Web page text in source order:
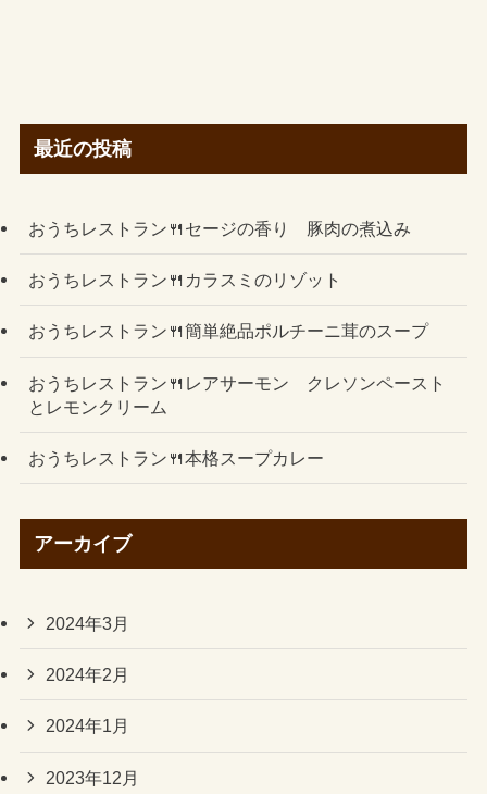
最近の投稿
おうちレストラン🍴セージの香り 豚肉の煮込み
おうちレストラン🍴カラスミのリゾット
おうちレストラン🍴簡単絶品ポルチーニ茸のスープ
おうちレストラン🍴レアサーモン クレソンペースト
とレモンクリーム
おうちレストラン🍴本格スープカレー
アーカイブ
2024年3月
2024年2月
2024年1月
2023年12月